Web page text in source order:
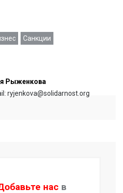
Санкции
Рыженкова
ryjenkova@solidarnost.org
нас в